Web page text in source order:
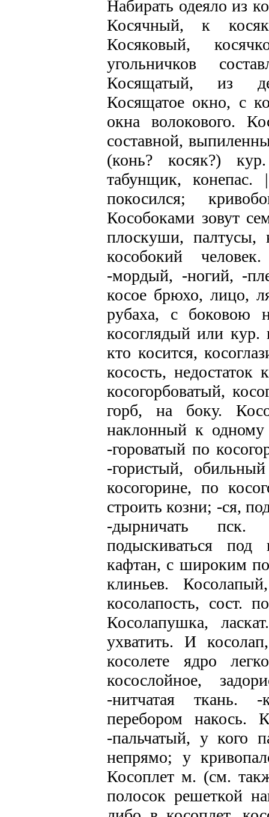
Набирать одеяло из
Косячный, к
Косяковый,
угольничков
Косящатый, из
Косящатое окно, с
окна волокового.
составной,
(конь? косяк?)
табунщик,
покосился;
Кособоками зовут
плоскуши, палтусы,
кособокий
-мордый, -ногий, -
косое брюхо, лицо,
рубаха, с боковою
косоглядый или кур.
кто косится,
косость, недостаток
косогорбоватый,
горб, на боку.
наклонный к одному
-гороватый по
-гористый,
косогорине, по
строить козни; -ся,
-дырничать пск.
подыскиваться
кафтан, с широким
клиньев.
косолапость, сост.
Косолапушка,
ухватить. И
косолете ядро
косослойное,
-нитчатая ткань.
перебором накось.
-пальчатый, у кого
непрямо; у
Косоплет м. (см.
полосок решеткой